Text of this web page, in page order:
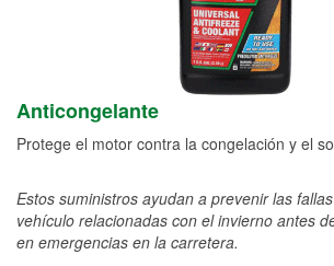
Anticongelante
Protege el motor contra la congelación y el
Estos suministros ayudan a prevenir las
vehículo relacionadas con el invierno antes
en emergencias en la carretera.